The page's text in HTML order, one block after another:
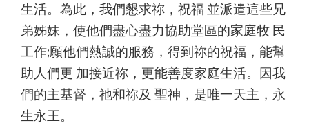
生活。為此，我們懇求祢，祝福 並派遣這些兄
弟姊妹，使他們盡心盡力協助堂區的家庭牧 民
工作;願他們熱誠的服務，得到祢的祝福，能幫
助人們更 加接近祢，更能善度家庭生活。因我
們的主基督，祂和祢及 聖神，是唯一天主，永
生永王。